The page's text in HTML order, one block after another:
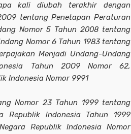
kali diubah terakhir dengan
tentang Penetapan Peraturan
Nomor 5 Tahun 2008 tentang
Nomor 6 Tahun 1983 tentang
Menjadi Undang-Undang
Tahun 2OO9 Nomor 62,
Indonesia Nomor 9991
Nomor 23 Tahun 1999 tentang
Republik lndonesia Tahun 1999
Republik Indonesia Nomor